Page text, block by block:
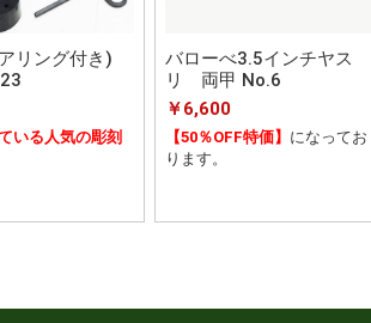
リング付き)
いる人気の彫刻
バローべ3.5インチヤス
リ 両甲 No.6
￥6,600
【50％OFF特価】 になってお
ります。